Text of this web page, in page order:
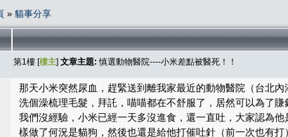
» 貓事分享
第1樓 [樓主] 文章主題: 慎選動物醫院----小米差點被醫死！！
那天小米突然尿血，趕緊送到離我家最近的動物醫院（台北
洗個澡梳理毛髮，拜託，喵喵都在不舒服了，居然可以為了
我們沒經驗，小米已經一天多沒進食，還一直吐，大家認為
樣做了何況是貓狗，然後也還是給他打催吐針（前一次也有